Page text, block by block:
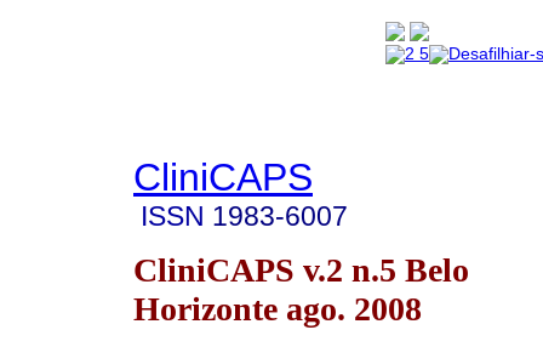
CliniCAPS
ISSN 1983-6007
CliniCAPS v.2 n.5 Belo
Horizonte ago. 2008